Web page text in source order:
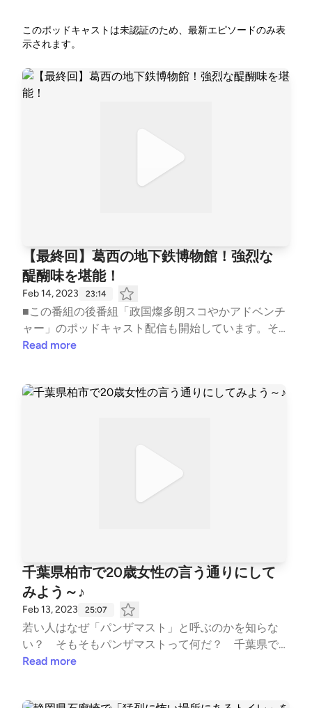
このポッドキャストは未認証のため、最新エピソードのみ表
示されます。
【最終回】葛西の地下鉄博物館！強烈な
醍醐味を堪能！
Feb 14, 2023 23:14
■この番組の後番組「政国燦多朗スコやかアドベンチ
ャー」のポッドキャスト配信も開始しています。そち
らもお楽しみ下さい。■地下鉄って、結構歴史がある
感動ものの施設です！凄いっ！ ■政国燦多朗スコやか
Read more
千葉県柏市で20歳女性の言う通りにして
みよう～♪
Feb 13, 2023 25:07
若い人はなぜ「パンザマスト」と呼ぶのかを知らな
い？ そもそもパンザマストって何だ？ 千葉県でご
く一部の地域で「●●●」についての呼称らしいが、と
Read more